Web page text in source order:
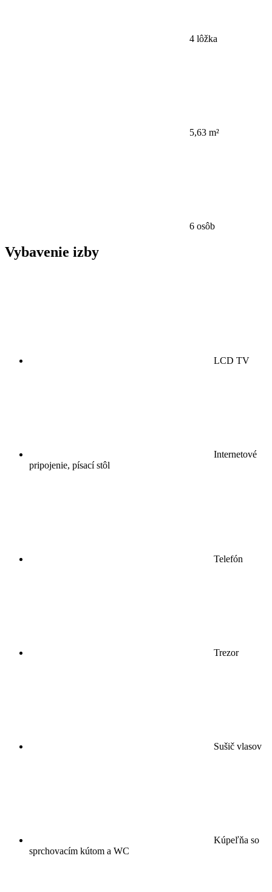
4 lôžka
5,63 m²
6 osôb
Vybavenie izby
LCD TV
Internetové
pripojenie, písací stôl
Telefón
Trezor
Sušič vlasov
Kúpeľňa so
sprchovacím kútom a WC